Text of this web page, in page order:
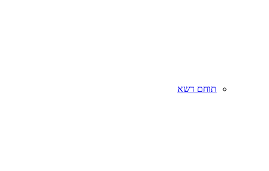
תוחם דשא